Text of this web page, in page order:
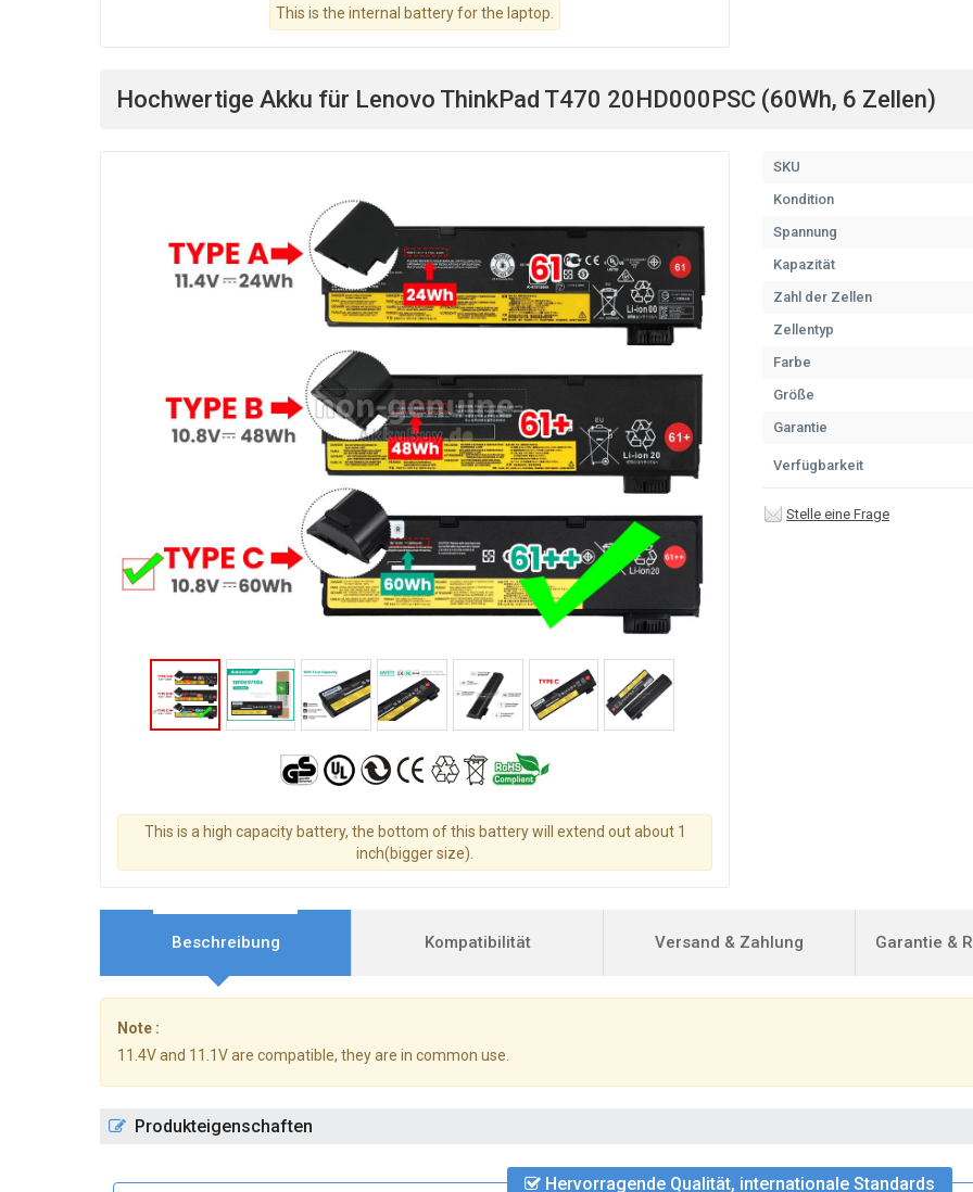
This is the internal battery for the laptop.
Hochwertige Akku für Lenovo ThinkPad T470 20HD000PSC (60Wh, 6 Zellen)
This is a high capacity battery, the bottom of this battery will extend out about 1
inch(bigger size).
SKU
Kondition
Spannung
Kapazität
Zahl der Zellen
Zellentyp
Farbe
Größe
Garantie
Verfügbarkeit
Stelle eine Frage
Beschreibung Kompatibilität Versand & Zahlung Garantie &
Note :
11.4V and 11.1V are compatible, they are in common use.
Produkteigenschaften
Hervorragende Qualität, internationale Standards